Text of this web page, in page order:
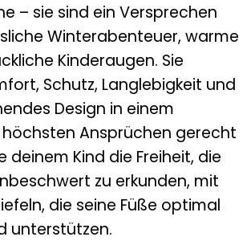
– sie sind ein Versprechen
Winterabenteuer, warme
Kinderaugen. Sie
Schutz, Langlebigkeit und
Design in einem
höchsten Ansprüchen gerecht
deinem Kind die Freiheit, die
zu erkunden, mit
die seine Füße optimal
unterstützen.